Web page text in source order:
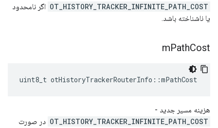
OT_HISTORY_TRACKER_INFINITE_PATH_COST اگر نامحدود
یا ناشناخته باشد.
mPathCost
uint8_t otHistoryTrackerRouterInfo ::mPathCost
هزینه مسیر جدید -
OT_HISTORY_TRACKER_INFINITE_PATH_COST در صورت